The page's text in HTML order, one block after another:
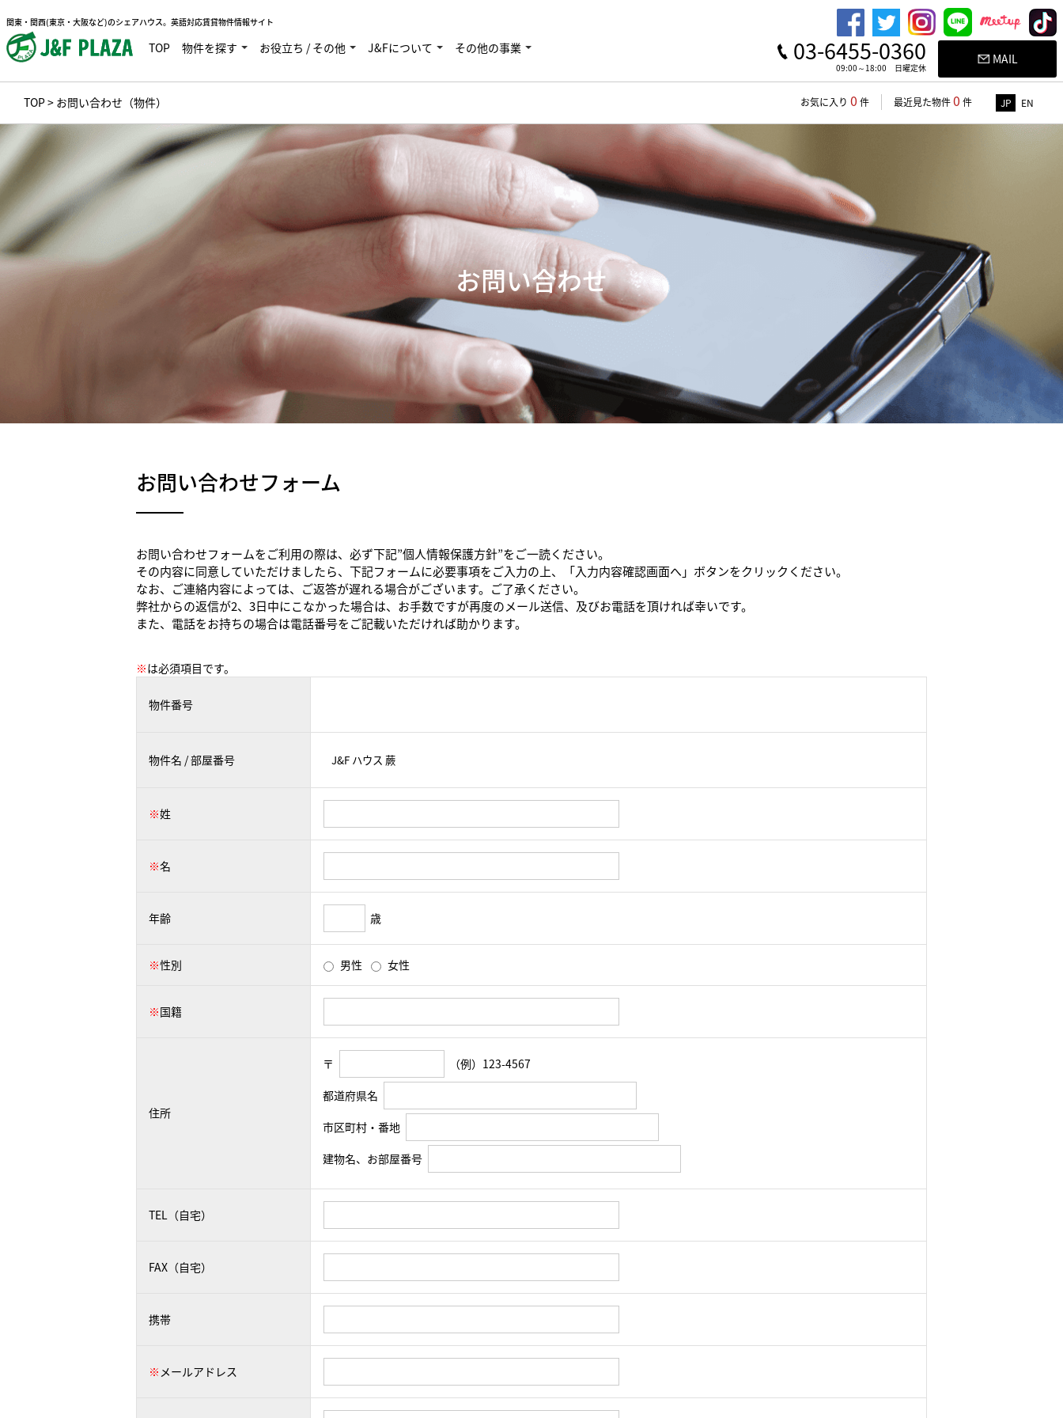
関東・関西(東京・大阪など)のシェアハウス。英語対応賃貸物件情報サイト
TOP 物件を探す お役立ち / その他 J&Fについて その他の事業 03-6455-0360
09:00～18:00 日曜定休
MAIL
TOP> お問い合わせ（物件） お気に入り 0 件 最近見た物件0 件 JP EN
お問い合わせ
お問い合わせフォーム
お問い合わせフォームをご利用の際は、必ず下記”個人情報保護方針”をご一読ください。
その内容に同意していただけましたら、下記フォームに必要事項をご入力の上、「入力内容確認画面へ」ボタンをクリックください。
なお、ご連絡内容によっては、ご返答が遅れる場合がございます。ご了承ください。
弊社からの返信が2、3日中にこなかった場合は、お手数ですが再度のメール送信、及びお電話を頂ければ幸いです。
また、電話をお持ちの場合は電話番号をご記載いただければ助かります。
※は必須項目です。
物件番号
物件名 / 部屋番号
※姓
※名
年齢 歳
※性別 男性 女性
※国籍
住所
〒
（例）123-4567
都道府県名
市区町村・番地
建物名、お部屋番号
TEL（自宅）
FAX（自宅）
携帯
※ メールアドレス